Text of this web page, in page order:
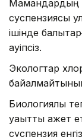
Мамандардың
суспензиясы
ішінде
қауіпсіз.
Экологтар
Биологиялық
уақытты қажет
суспензия